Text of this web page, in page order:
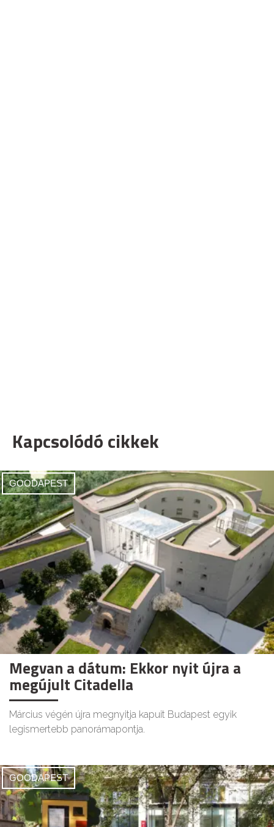
Kapcsolódó cikkek
GOODAPEST
Megvan a dátum: Ekkor nyit újra a
megújult Citadella
Március végén újra megnyitja kapuit Budapest egyik
legismertebb panorámapontja.
GOODAPEST